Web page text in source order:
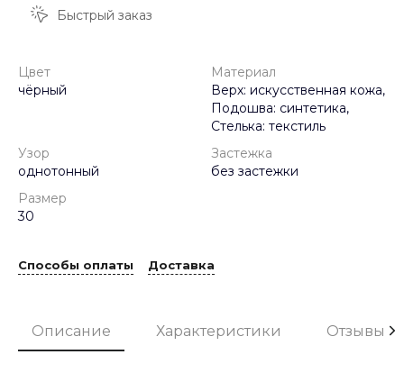
Быстрый заказ
Цвет
чёрный
Материал
Верх: искусственная кожа,
Подошва: синтетика,
Стелька: текстиль
Узор
однотонный
Застежка
без застежки
Размер
30
Способы оплаты Доставка
Описание Характеристики Отзывы